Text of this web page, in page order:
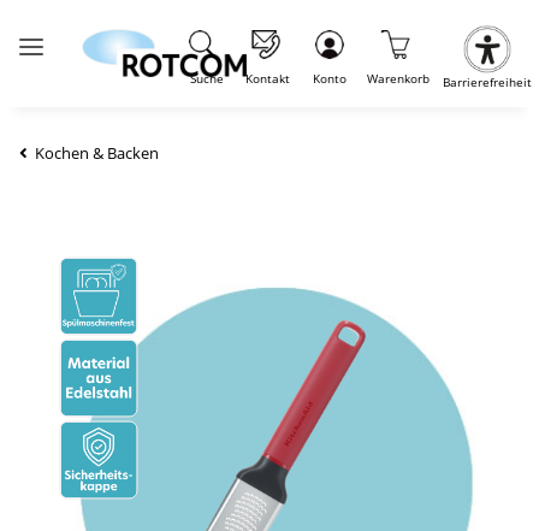
Suche Kontakt Konto Warenkorb Barrierefreiheit
Kochen & Backen